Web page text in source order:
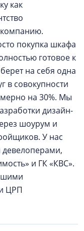
как
покупка шкафа
готовое к
на себя одна
в совокупности
на 30%. Мы
дизайн-
шоурум и
У нас
и ГК «КВС».
ЦРП